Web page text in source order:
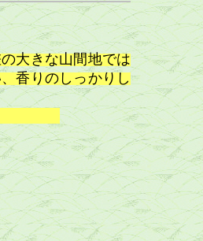
大きな山間地では
香りのしっかりし
した。